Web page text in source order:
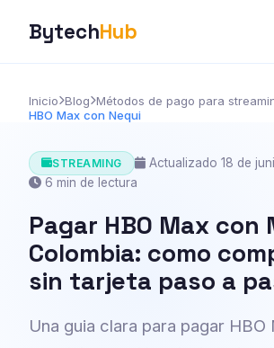
BytechHub
Inicio Blog Métodos de pago para
HBO Max con Nequi
STREAMING
Actualizado 18 de
6 min de lectura
Pagar HBO Max con
Colombia: como
sin tarjeta paso a
Una guia clara para pagar HBO